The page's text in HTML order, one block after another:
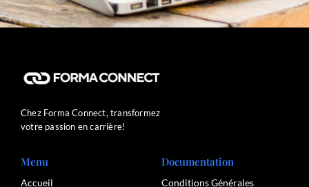
Chez Forma Connect, transformez
votre passion en carrière!
Menu
Accueil
Documentation
Conditions Générales